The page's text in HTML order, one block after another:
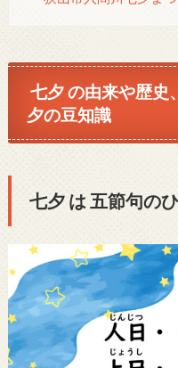
七夕 の由来や歴史
夕の豆知識
七夕 は 五節句の